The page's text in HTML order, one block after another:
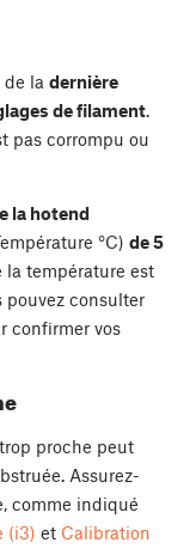
de la dernière
de filament.
pas corrompu ou
la hotend
°C) de 5
la température est
pouvez consulter
confirmer vos
proche peut
Assurez-
comme indiqué
(i3) et Calibration